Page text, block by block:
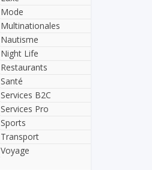
Mode
Multinationales
Nautisme
Night Life
Restaurants
Santé
Services B2C
Services Pro
Sports
Transport
Voyage